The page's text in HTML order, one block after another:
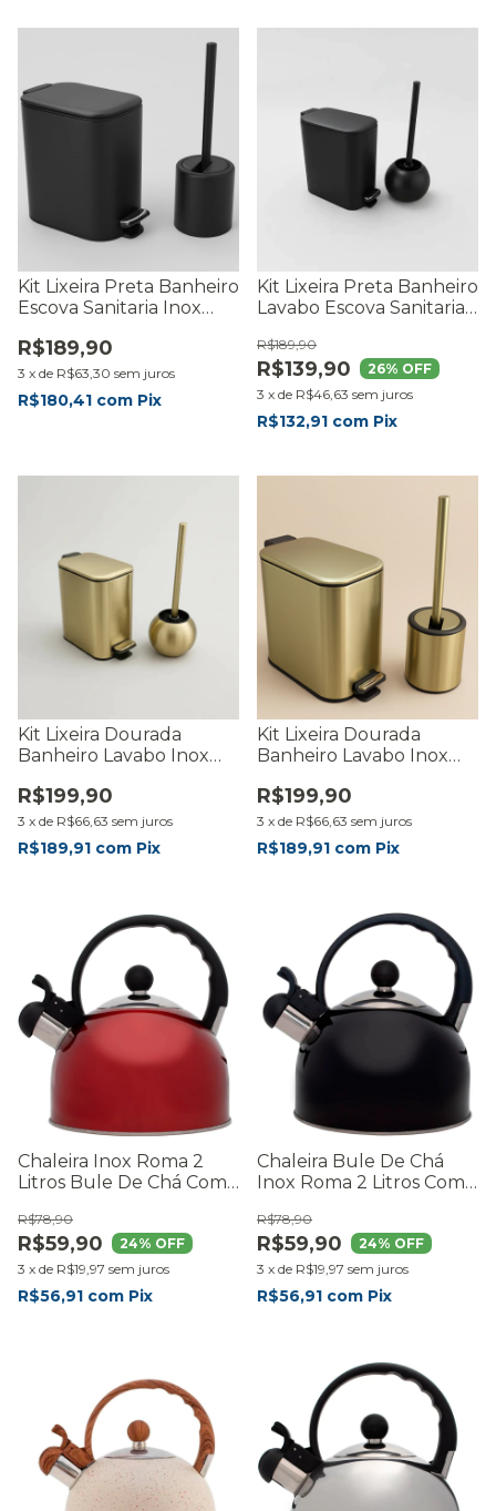
Kit Lixeira Preta Banheiro
Escova Sanitaria Inox
Premium Pedal -
RMaisCasa
R$189,90
3 x de R$63,30 sem juros
R$180,41 com Pix
Kit Lixeira Preta Banheiro
Lavabo Escova Sanitaria
Premium - RMaisCasa
R$139,90
R$189,90
26% OFF
3 x de R$46,63 sem juros
R$132,91 com Pix
Kit Lixeira Dourada
Banheiro Lavabo Inox
Moderna Premium
Durável - RMaisCasa
R$199,90
3 x de R$66,63 sem juros
R$189,91 com Pix
Kit Lixeira Dourada
Banheiro Lavabo Inox
Premium Durável -
RMaisCasa
R$199,90
3 x de R$66,63 sem juros
R$189,91 com Pix
Chaleira Inox Roma 2
Litros Bule De Chá Com
Premium - RMaisCasa
R$59,90
R$78,90
24% OFF
3 x de R$19,97 sem juros
R$56,91 com Pix
Chaleira Bule De Chá
Inox Roma 2 Litros Com
Moderna Premium -
RMaisCasa
R$59,90
R$78,90
24% OFF
3 x de R$19,97 sem juros
R$56,91 com Pix